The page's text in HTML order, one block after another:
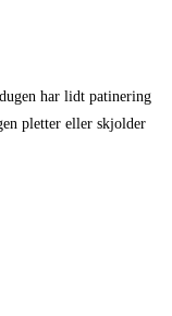
har lidt patinering
pletter eller skjolder